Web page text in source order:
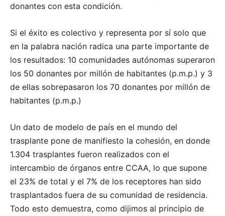
donantes con esta condición.
Si el éxito es colectivo y representa por sí solo que
en la palabra nación radica una parte importante de
los resultados: 10 comunidades autónomas superaron
los 50 donantes por millón de habitantes (p.m.p.) y 3
de ellas sobrepasaron los 70 donantes por millón de
habitantes (p.m.p.)
Un dato de modelo de país en el mundo del
trasplante pone de manifiesto la cohesión, en donde
1.304 trasplantes fueron realizados con el
intercambio de órganos entre CCAA, lo que supone
el 23% de total y el 7% de los receptores han sido
trasplantados fuera de su comunidad de residencia.
Todo esto demuestra, como dijimos al principio de